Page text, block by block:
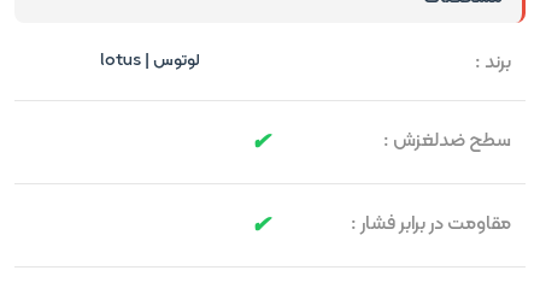
برند :
لوتوس | lotus
سطح ضدلغزش :
مقاومت در برابر فشار :